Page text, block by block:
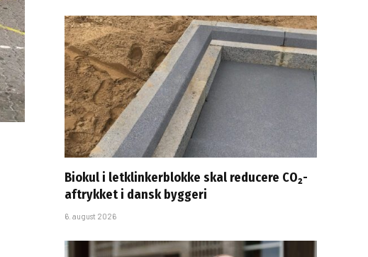
Biokul i letklinkerblokke skal reducere CO₂-
aftrykket i dansk byggeri
6. august 2026